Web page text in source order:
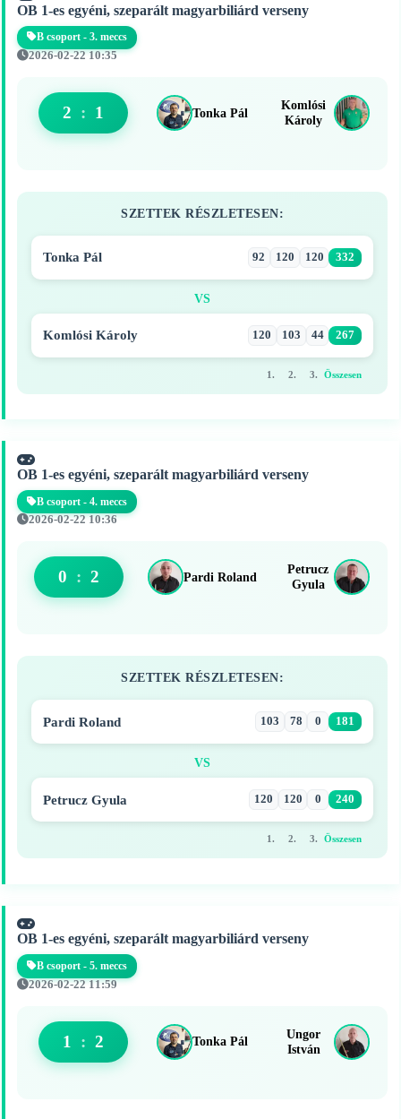
OB 1-es egyéni, szeparált magyarbiliárd verseny
B csoport - 3. meccs
2026-02-22 10:35
Tonka Pál
2 : 1
Komlósi
Károly
SZETTEK RÉSZLETESEN:
Tonka Pál 92 120 120 332
VS
Komlósi Károly 120 103 44 267
1. 2. 3. Összesen
OB 1-es egyéni, szeparált magyarbiliárd verseny
B csoport - 4. meccs
2026-02-22 10:36
Pardi Roland
0 : 2
Petrucz
Gyula
SZETTEK RÉSZLETESEN:
Pardi Roland 103 78 0 181
VS
Petrucz Gyula 120 120 0 240
1. 2. 3. Összesen
OB 1-es egyéni, szeparált magyarbiliárd verseny
B csoport - 5. meccs
2026-02-22 11:59
Tonka Pál
1 : 2
Ungor
István